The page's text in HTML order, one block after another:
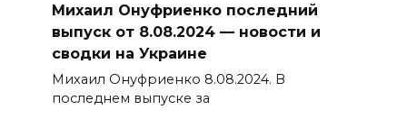
Михаил Онуфриенко последний
выпуск от 8.08.2024 — новости и
сводки на Украине
Михаил Онуфриенко 8.08.2024. В
последнем выпуске за